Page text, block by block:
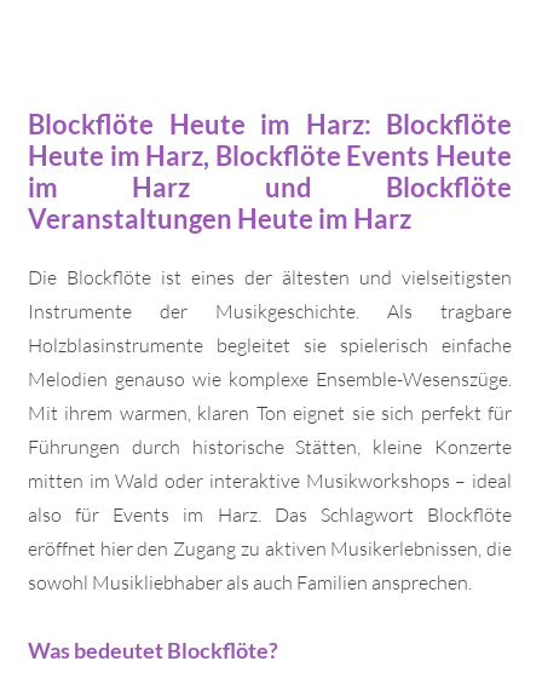
Blockflöte Heute im Harz: Blockflöte
Heute im Harz, Blockflöte Events Heute
im Harz und Blockflöte
Veranstaltungen Heute im Harz
Die Blockflöte ist eines der ältesten und vielseitigsten
Instrumente der Musikgeschichte. Als tragbare
Holzblasinstrumente begleitet sie spielerisch einfache
Melodien genauso wie komplexe Ensemble-Wesenszüge.
Mit ihrem warmen, klaren Ton eignet sie sich perfekt für
Führungen durch historische Stätten, kleine Konzerte
mitten im Wald oder interaktive Musikworkshops – ideal
also für Events im Harz. Das Schlagwort Blockflöte
eröffnet hier den Zugang zu aktiven Musikerlebnissen, die
sowohl Musikliebhaber als auch Familien ansprechen.
Was bedeutet Blockflöte?